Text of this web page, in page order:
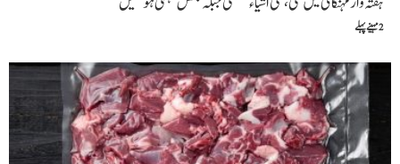
2 مہینے پہلے